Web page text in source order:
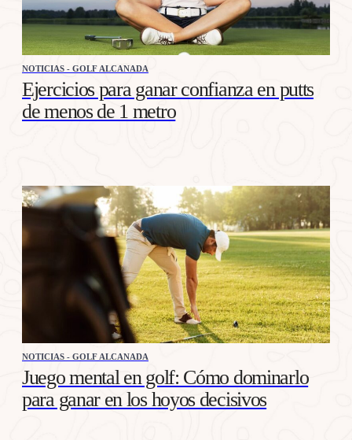
NOTICIAS - GOLF ALCANADA
Ejercicios para ganar confianza en putts
de menos de 1 metro
NOTICIAS - GOLF ALCANADA
Juego mental en golf: Cómo dominarlo
para ganar en los hoyos decisivos